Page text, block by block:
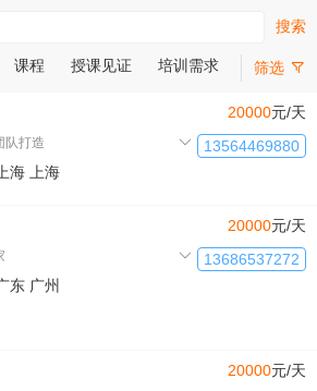
搜索
筛选
课程 授课见证 培训需求
队打造
上海 上海
20000元/天
13564469880
东 广州
20000元/天
13686537272
20000元/天